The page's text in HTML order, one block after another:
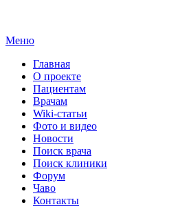
Меню
Главная
О проекте
Пациентам
Врачам
Wiki-статьи
Фото и видео
Новости
Поиск врача
Поиск клиники
Форум
Чаво
Контакты